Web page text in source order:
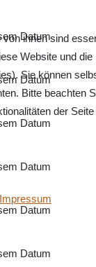
Datum
Datum
Datum
Datum
Datum
Datum
ihnen sind
Website und die
Sie können
Bitte beachten
der
Impressum